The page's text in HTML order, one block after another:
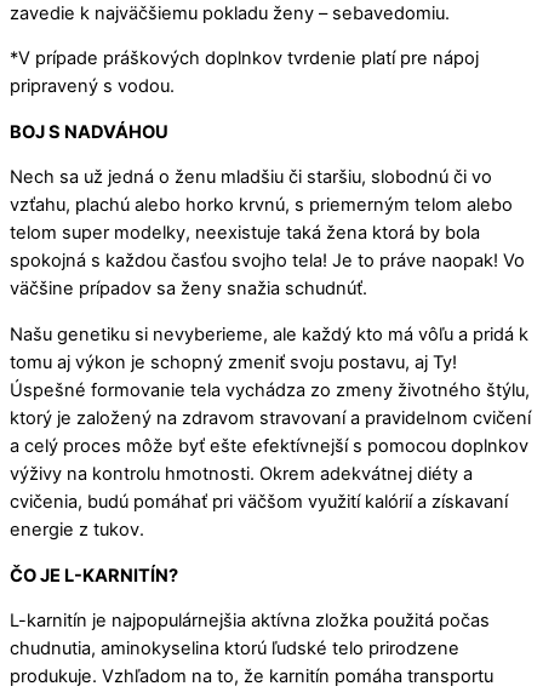
zavedie k najväčšiemu pokladu ženy – sebavedomiu.
*V prípade práškových doplnkov tvrdenie platí pre nápoj
pripravený s vodou.
BOJ S NADVÁHOU
Nech sa už jedná o ženu mladšiu či staršiu, slobodnú či vo
vzťahu, plachú alebo horko krvnú, s priemerným telom alebo
telom super modelky, neexistuje taká žena ktorá by bola
spokojná s každou časťou svojho tela! Je to práve naopak! Vo
väčšine prípadov sa ženy snažia schudnúť.
Našu genetiku si nevyberieme, ale každý kto má vôľu a pridá k
tomu aj výkon je schopný zmeniť svoju postavu, aj Ty!
Úspešné formovanie tela vychádza zo zmeny životného štýlu,
ktorý je založený na zdravom stravovaní a pravidelnom cvičení
a celý proces môže byť ešte efektívnejší s pomocou doplnkov
výživy na kontrolu hmotnosti. Okrem adekvátnej diéty a
cvičenia, budú pomáhať pri väčšom využití kalórií a získavaní
energie z tukov.
ČO JE L-KARNITÍN?
L-karnitín je najpopulárnejšia aktívna zložka použitá počas
chudnutia, aminokyselina ktorú ľudské telo prirodzene
produkuje. Vzhľadom na to, že karnitín pomáha transportu